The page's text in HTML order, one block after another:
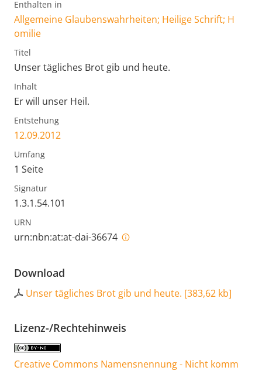
Enthalten in
Allgemeine Glaubenswahrheiten; Heilige Schrift; H
omilie
Titel
Unser tägliches Brot gib und heute.
Inhalt
Er will unser Heil.
Entstehung
12.09.2012
Umfang
1 Seite
Signatur
1.3.1.54.101
URN
urn:nbn:at:at-dai-36674
Download
Unser tägliches Brot gib und heute. [383,62 kb]
Lizenz-/Rechtehinweis
Creative Commons Namensnennung - Nicht komm